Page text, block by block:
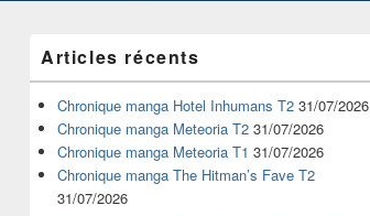
principale
de
widget
pour
barre
latérale
Articles récents
Chronique manga Hotel Inhumans T2 31/07/2026
Chronique manga Meteoria T2 31/07/2026
Chronique manga Meteoria T1 31/07/2026
Chronique manga The Hitman’s Fave T2
31/07/2026